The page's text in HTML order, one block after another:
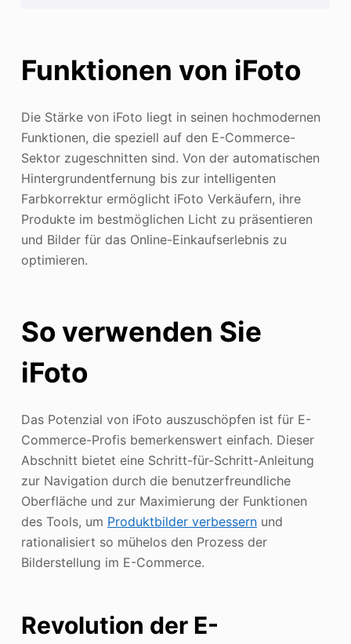
Funktionen von iFoto
Die Stärke von iFoto liegt in seinen hochmodernen
Funktionen, die speziell auf den E-Commerce-
Sektor zugeschnitten sind. Von der automatischen
Hintergrundentfernung bis zur intelligenten
Farbkorrektur ermöglicht iFoto Verkäufern, ihre
Produkte im bestmöglichen Licht zu präsentieren
und Bilder für das Online-Einkaufserlebnis zu
optimieren.
So verwenden Sie
iFoto
Das Potenzial von iFoto auszuschöpfen ist für E-
Commerce-Profis bemerkenswert einfach. Dieser
Abschnitt bietet eine Schritt-für-Schritt-Anleitung
zur Navigation durch die benutzerfreundliche
Oberfläche und zur Maximierung der Funktionen
des Tools, um Produktbilder verbessernund
rationalisiert so mühelos den Prozess der
Bilderstellung im E-Commerce.
Revolution der E-